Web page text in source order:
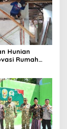
Hunian
Rumah